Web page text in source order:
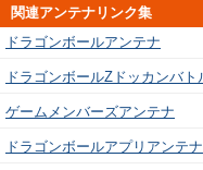
関連アンテナリンク集
ドラゴンボールアンテナ
ドラゴンボールZドッカンバト
ゲームメンバーズアンテナ
ドラゴンボールアプリアンテナ